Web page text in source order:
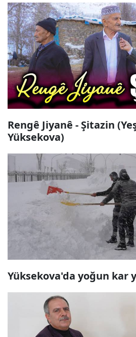
Rengê Jiyanê - Şitazin
Yüksekova)
Yüksekova'da yoğun kar